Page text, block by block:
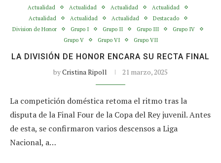
Actualidad Actualidad Actualidad
Actualidad
Actualidad
Actualidad Actualidad
Destacado
Division de Honor
Grupo I Grupo II Grupo III
Grupo IV
Grupo V
Grupo VI Grupo VII
LA DIVISIÓN DE HONOR ENCARA SU RECTA FINAL
byCristina Ripoll 21 marzo, 2025
La competición doméstica retoma el ritmo tras la
disputa de la Final Four de la Copa del Rey juvenil. Antes
de esta, se confirmaron varios descensos a Liga
Nacional, a…